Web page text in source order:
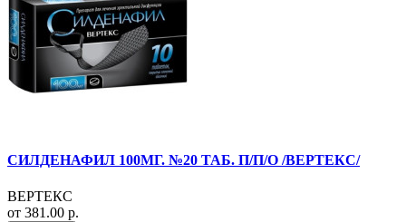
СИЛДЕНАФИЛ 100МГ. №20 ТАБ. П/П/О /ВЕРТЕКС/
ВЕРТЕКС
от 381.00 р.